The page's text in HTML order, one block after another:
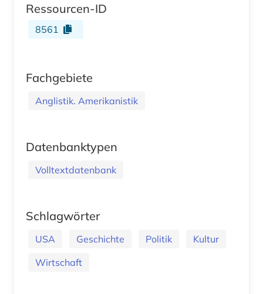
Ressourcen-ID
8561
Fachgebiete
Anglistik. Amerikanistik
Datenbanktypen
Volltextdatenbank
Schlagwörter
USA Geschichte Politik
Kultur
Wirtschaft